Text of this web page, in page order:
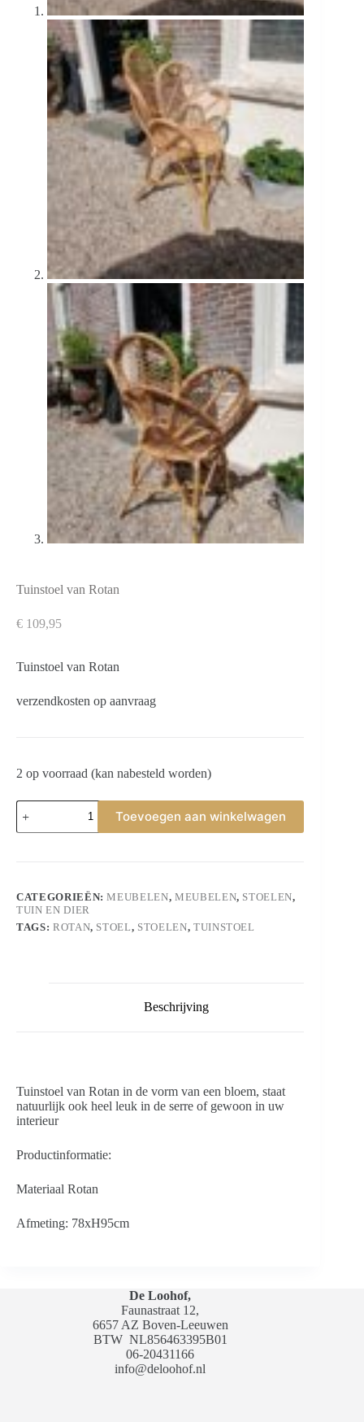
Tuinstoel van Rotan
€ 109,95
Tuinstoel van Rotan
verzendkosten op aanvraag
2 op voorraad (kan nabesteld worden)
Tuinstoel
van
Rotan
Toevoegen aan winkelwagen
CATEGORIEËN:MEUBELEN, MEUBELEN, STOELEN,
TUIN EN DIER
TAGS: ROTAN, STOEL, STOELEN, TUINSTOEL
Beschrijving
Tuinstoel van Rotan in de vorm van een bloem, staat
natuurlijk ook heel leuk in de serre of gewoon in uw
interieur
Productinformatie:
Materiaal Rotan
Afmeting: 78xH95cm
De Loohof,
Faunastraat 12,
6657 AZ Boven-Leeuwen
BTW NL856463395B01
06-20431166
info@deloohof.nl